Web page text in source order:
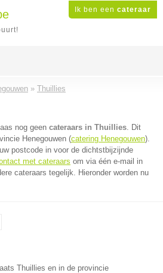
Ik ben een cateraar
» Thuillies
nog geen cateraars in Thuillies. Dit
Henegouwen (catering Henegouwen).
postcode in voor de dichtstbijzijnde
met cateraars om via één e-mail in
cateraars tegelijk. Hieronder worden nu
Thuillies en in de provincie